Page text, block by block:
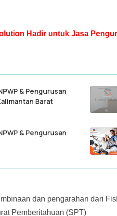
Hadir untuk Jasa
& Pengurusan
Barat
& Pengurusan
dan pengarahan dari
Pemberitahuan (SPT)